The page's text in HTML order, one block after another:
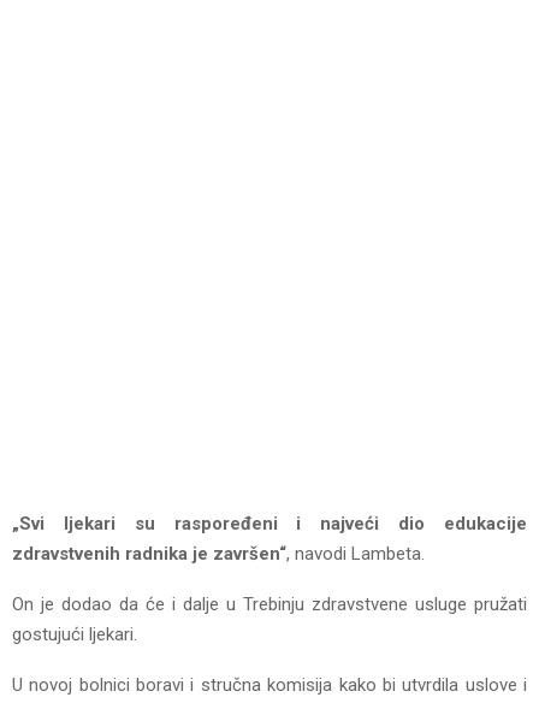
„Svi ljekari su raspoređeni i najveći dio edukacije
zdravstvenih radnika je završen“, navodi Lambeta.
On je dodao da će i dalje u Trebinju zdravstvene usluge pružati
gostujući ljekari.
U novoj bolnici boravi i stručna komisija kako bi utvrdila uslove i